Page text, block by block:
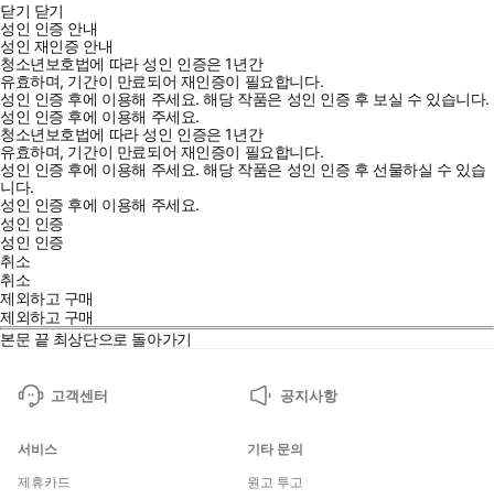
닫기 닫기
성인 인증 안내
성인 재인증 안내
청소년보호법에 따라 성인 인증은 1년간
유효하며, 기간이 만료되어 재인증이 필요합니다.
성인 인증 후에 이용해 주세요.해당 작품은 성인 인증 후 보실 수 있습니다.
성인 인증 후에 이용해 주세요.
청소년보호법에 따라 성인 인증은 1년간
유효하며, 기간이 만료되어 재인증이 필요합니다.
성인 인증 후에 이용해 주세요.해당 작품은 성인 인증 후 선물하실 수 있습
니다.
성인 인증 후에 이용해 주세요.
성인 인증
성인 인증
취소
취소
제외하고 구매
제외하고 구매
본문 끝 최상단으로 돌아가기
고객센터 공지사항
서비스
제휴카드
기타 문의
원고 투고